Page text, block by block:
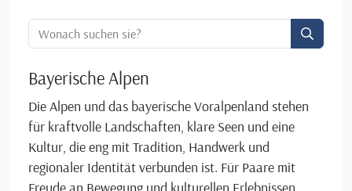
Ortssuche:
Bayerische Alpen
Die Alpen und das bayerische Voralpenland stehen
für kraftvolle Landschaften, klare Seen und eine
Kultur, die eng mit Tradition, Handwerk und
regionaler Identität verbunden ist. Für Paare mit
Freude an Bewegung und kulturellen Erlebnissen